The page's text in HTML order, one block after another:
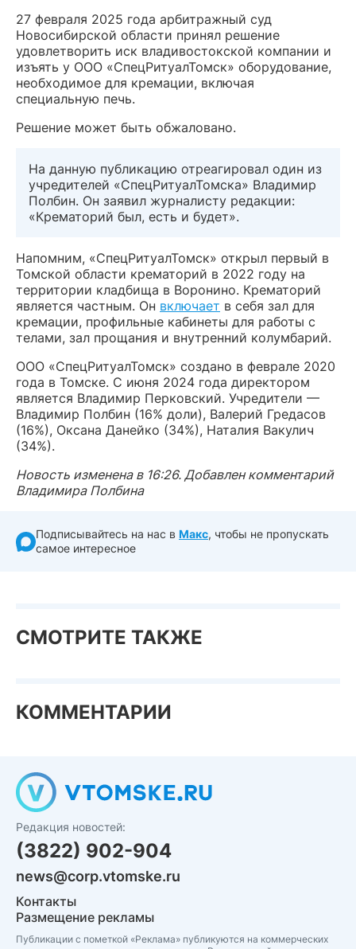
27 февраля 2025 года арбитражный суд
Новосибирской области принял решение
удовлетворить иск владивостокской компании и
изъять у ООО «СпецРитуалТомск» оборудование,
необходимое для кремации, включая
специальную печь.
Решение может быть обжаловано.
На данную публикацию отреагировал один из
учредителей «СпецРитуалТомска» Владимир
Полбин. Он заявил журналисту редакции:
«Крематорий был, есть и будет».
Напомним, «СпецРитуалТомск» открыл первый в
Томской области крематорий в 2022 году на
территории кладбища в Воронино. Крематорий
является частным. Он включает в себя зал для
кремации, профильные кабинеты для работы с
телами, зал прощания и внутренний колумбарий.
ООО «СпецРитуалТомск» создано в феврале 2020
года в Томске. С июня 2024 года директором
является Владимир Перковский. Учредители —
Владимир Полбин (16% доли), Валерий Гредасов
(16%), Оксана Данейко (34%), Наталия Вакулич
(34%).
Новость изменена в 16:26. Добавлен комментарий
Владимира Полбина
Подписывайтесь на нас в Макс, чтобы не пропускать
самое интересное
СМОТРИТЕ ТАКЖЕ
КОММЕНТАРИИ
Редакция новостей:
(3822) 902-904
news@corp.vtomske.ru
Контакты
Размещение рекламы
Публикации с пометкой «Реклама» публикуются на коммерческих